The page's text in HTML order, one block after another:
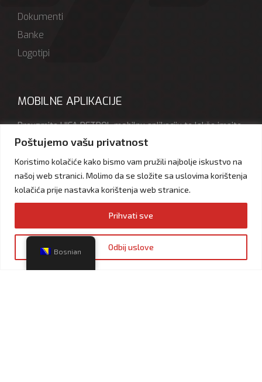
Poštujemo vašu privatnost
Koristimo kolačiće kako bismo vam pružili najbolje iskustvo na
našoj web stranici. Molimo da se složite sa uslovima korištenja
kolačića prije nastavka korištenja web stranice.
Odbij uslove
Prihvati sve
Dokumenti
Banke
Logotipi
MOBILNE APLIKACIJE
Preuzmite HIFA PETROL mobilnu aplikaciju te lakše imajte
uvid u vaše bodove
Bosnian